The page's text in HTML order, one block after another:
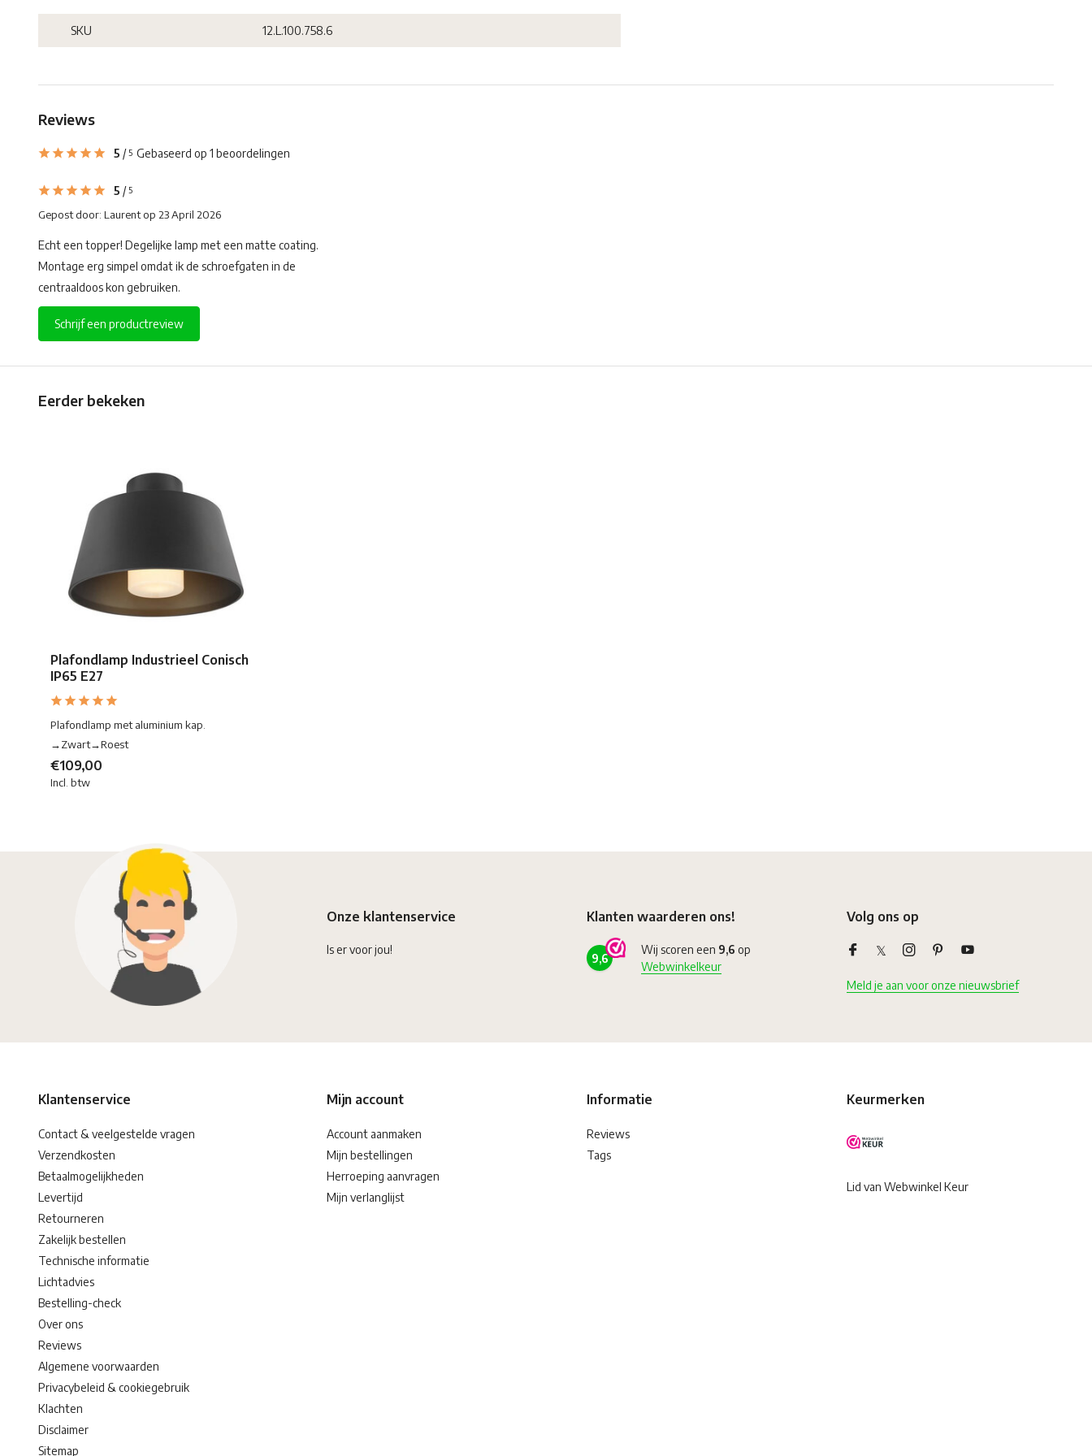
SKU 12.L.100.758.6
Reviews
5 / 5 Gebaseerd op 1 beoordelingen
5 / 5
Gepost door: Laurentop 23 April 2026
Echt een topper! Degelijke lamp met een matte coating.
Montage erg simpel omdat ik de schroefgaten in de
centraaldoos kon gebruiken.
Schrijf een productreview
Eerder bekeken
Plafondlamp Industrieel Conisch
IP65 E27
Plafondlamp met aluminium kap.
→Zwart→Roest
€109,00
Incl. btw
Onze klantenservice
Is er voor jou!
Klanten waarderen ons!
9,6
Wij scoren een 9,6 op
Webwinkelkeur
Volg ons op
Meld je aan voor onze nieuwsbrief
Klantenservice
Contact & veelgestelde vragen
Verzendkosten
Betaalmogelijkheden
Levertijd
Retourneren
Zakelijk bestellen
Technische informatie
Lichtadvies
Bestelling-check
Over ons
Reviews
Algemene voorwaarden
Privacybeleid & cookiegebruik
Klachten
Disclaimer
Sitemap
Mijn account
Account aanmaken
Mijn bestellingen
Herroeping aanvragen
Mijn verlanglijst
Informatie
Reviews
Tags
Keurmerken
Lid van Webwinkel Keur